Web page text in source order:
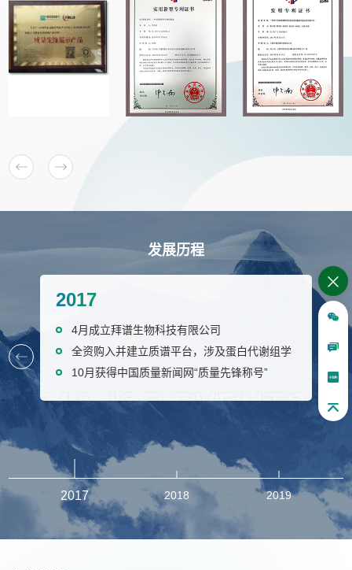
发展历程
2017
4月成立拜谱生物科技有限公司
全资购入并建立质谱平台，涉及蛋白代谢组学
10月获得中国质量新闻网“质量先锋称号”
获得多项发明专利
业务覆盖全国并设立办事处，涉及34个省、直
辖市
分析能力
获得实用新型专利
获得ISO9001质量体系认证
上海市“国际创新创业大赛”基金资助
1月获得千万元级Pre-A轮融资
4月实验室获得上海市创业实训室称号
乔迁新居开启新篇章，拥有超千平实验室
为止共成功实施5000+项目
多位教授、研究员组成拜谱专家团
获得发明专利累计19个
累计协助客户发表380+篇高水平文章
7月引进了第一台Astral仪器
8月获得千万级A轮融资
10月分公司拜谱医疗成立
成立至今共成功实施8000+项目
荣获上海市科技服务业重大投资项目支持
本年度上海市闵行区科技小巨人
2017 2018 2019